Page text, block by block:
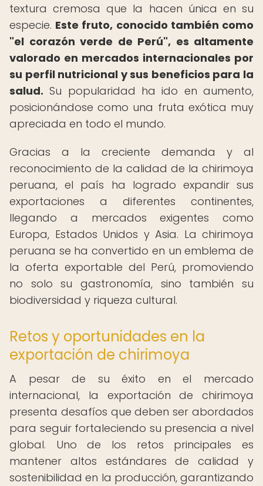
textura cremosa que la hacen única en su
especie. Este fruto, conocido también como
"el corazón verde de Perú", es altamente
valorado en mercados internacionales por
su perfil nutricional y sus beneficios para la
salud. Su popularidad ha ido en aumento,
posicionándose como una fruta exótica muy
apreciada en todo el mundo.
Gracias a la creciente demanda y al
reconocimiento de la calidad de la chirimoya
peruana, el país ha logrado expandir sus
exportaciones a diferentes continentes,
llegando a mercados exigentes como
Europa, Estados Unidos y Asia. La chirimoya
peruana se ha convertido en un emblema de
la oferta exportable del Perú, promoviendo
no solo su gastronomía, sino también su
biodiversidad y riqueza cultural.
Retos y oportunidades en la
exportación de chirimoya
A pesar de su éxito en el mercado
internacional, la exportación de chirimoya
presenta desafíos que deben ser abordados
para seguir fortaleciendo su presencia a nivel
global. Uno de los retos principales es
mantener altos estándares de calidad y
sostenibilidad en la producción, garantizando